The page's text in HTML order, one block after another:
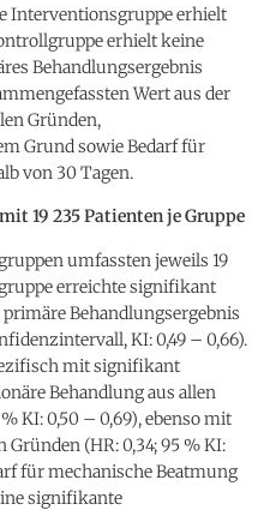
Interventionsgruppe erhielt
erhielt keine
Behandlungsergebnis
Wert aus der
Gründen,
Grund sowie Bedarf für
von 30 Tagen.
19 235 Patienten je Gruppe
umfassten jeweils 19
erreichte signifikant
Behandlungsergebnis
KI: 0,49 – 0,66).
mit signifikant
Behandlung aus allen
KI: 0,50 – 0,69), ebenso mit
(HR: 0,34; 95 % KI:
für mechanische Beatmung
signifikante